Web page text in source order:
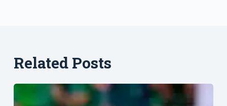
Related Posts